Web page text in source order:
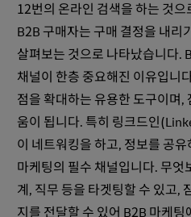
12번의 온라인 검색을 하는 것으
B2B 구매자는 구매 결정을 내리
살펴보는 것으로 나타났습니다.
채널이 한층 중요해진 이유입니
점을 확대하는 유용한 도구이며,
움이 됩니다. 특히 링크드인
이 네트워킹을 하고, 정보를 공
마케팅의 필수 채널입니다. 무엇
계, 직무 등을 타겟팅할 수 있고,
지를 전달할 수 있어 B2B 마케